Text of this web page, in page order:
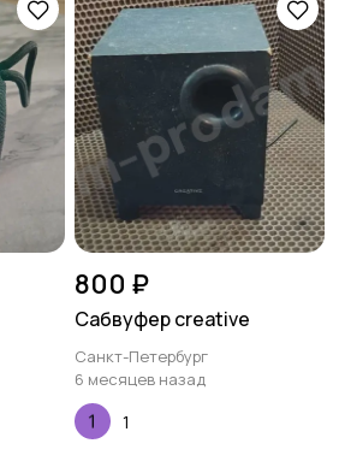
800 ₽
Сабвуфер creative
Санкт-Петербург
6 месяцев назад
1